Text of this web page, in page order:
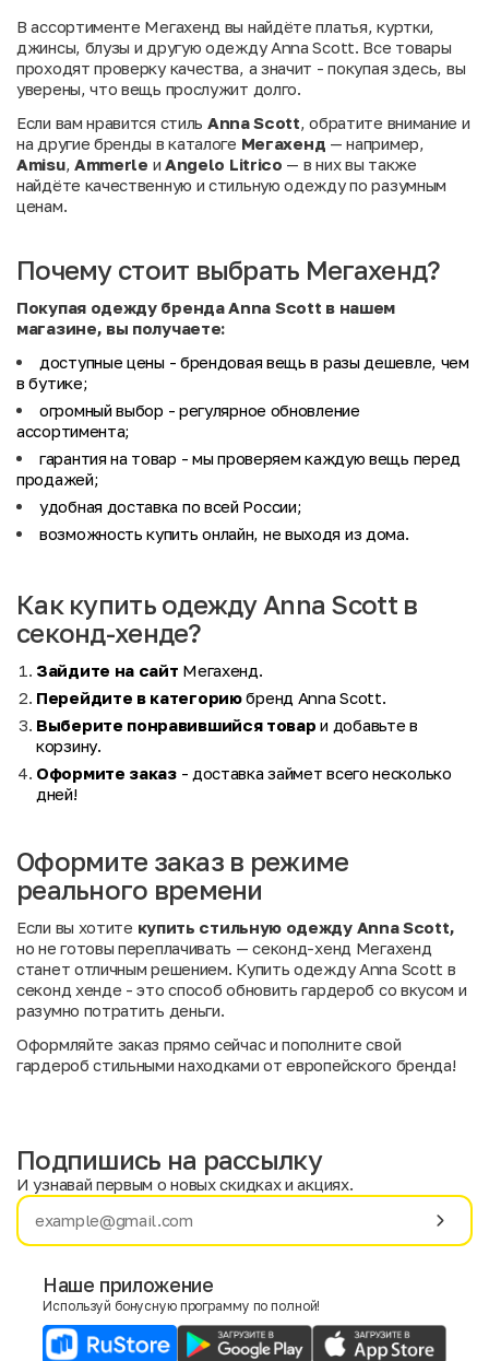
В ассортименте Мегахенд вы найдёте платья, куртки,
джинсы, блузы и другую одежду Anna Scott. Все товары
проходят проверку качества, а значит - покупая здесь, вы
уверены, что вещь прослужит долго.
Если вам нравится стиль Anna Scott , обратите внимание и
на другие бренды в каталоге Мегахенд — например,
Amisu, Ammerle и Angelo Litrico — в них вы также
найдёте качественную и стильную одежду по разумным
ценам.
Почему стоит выбрать Мегахенд?
Покупая одежду бренда Anna Scott в нашем
магазине, вы получаете:
доступные цены - брендовая вещь в разы дешевле, чем
в бутике;
огромный выбор - регулярное обновление
ассортимента;
гарантия на товар - мы проверяем каждую вещь перед
продажей;
удобная доставка по всей России;
возможность купить онлайн, не выходя из дома.
Как купить одежду Anna Scott в
секонд-хенде?
Зайдите на сайт Мегахенд.
Перейдите в категориюбренд Anna Scott.
Выберите понравившийся товари добавьте в
корзину.
Оформите заказ- доставка займет всего несколько
дней!
Оформите заказ в режиме
реального времени
Если вы хотите купить стильную одежду Anna Scott,
но не готовы переплачивать — секонд-хенд Мегахенд
станет отличным решением. Купить одежду Anna Scott в
секонд хенде - это способ обновить гардероб со вкусом и
разумно потратить деньги.
Оформляйте заказ прямо сейчас и пополните свой
гардероб стильными находками от европейского бренда!
Имя
E-mail
Подпишись на рассылку
И узнавай первым о новых скидках и акциях.
Наше приложение
Используй бонусную программу по полной!